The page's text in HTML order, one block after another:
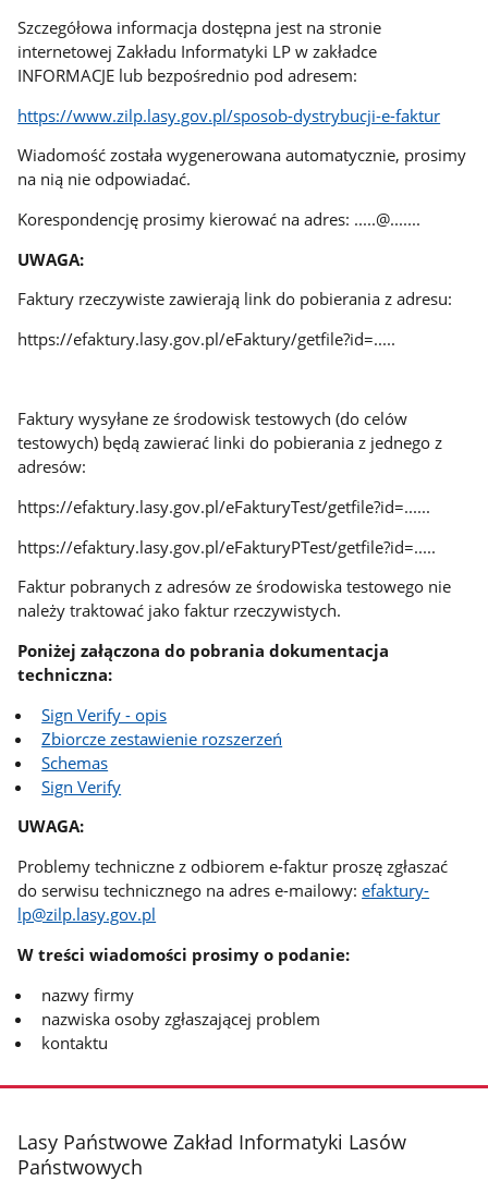
Szczegółowa informacja dostępna jest na stronie
internetowej Zakładu Informatyki LP w zakładce
INFORMACJE lub bezpośrednio pod adresem:
https://www.zilp.lasy.gov.pl/sposob-dystrybucji-e-faktur
Wiadomość została wygenerowana automatycznie, prosimy
na nią nie odpowiadać.
Korespondencję prosimy kierować na adres: .....@.......
UWAGA:
Faktury rzeczywiste zawierają link do pobierania z adresu:
https://efaktury.lasy.gov.pl/eFaktury/getfile?id=.....
Faktury wysyłane ze środowisk testowych (do celów
testowych) będą zawierać linki do pobierania z jednego z
adresów:
https://efaktury.lasy.gov.pl/eFakturyTest/getfile?id=......
https://efaktury.lasy.gov.pl/eFakturyPTest/getfile?id=.....
Faktur pobranych z adresów ze środowiska testowego nie
należy traktować jako faktur rzeczywistych.
Poniżej załączona do pobrania dokumentacja
techniczna:
Sign Verify - opis
Zbiorcze zestawienie rozszerzeń
Schemas
Sign Verify
UWAGA:
Problemy techniczne z odbiorem e-faktur proszę zgłaszać
do serwisu technicznego na adres e-mailowy:efaktury-
lp@zilp.lasy.gov.pl
W treści wiadomości prosimy o podanie:
nazwy firmy
nazwiska osoby zgłaszającej problem
kontaktu
stopka
Lasy Państwowe Zakład Informatyki Lasów
Państwowych